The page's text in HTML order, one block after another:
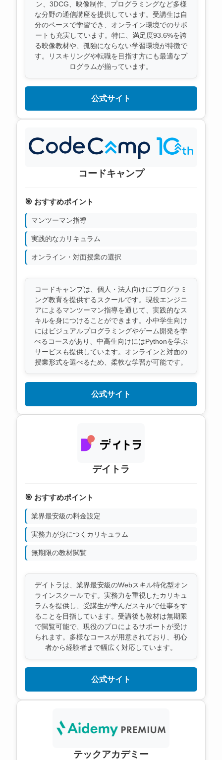
ン、3DCG、映像制作、プログラミングなど多様
な分野の通信講座を提供しています。受講生は自
分のペースで学習でき、オンライン環境でのサポ
ートも充実しています。特に、満足度93.6%を誇
る映像教材や、孤独にならない学習環境が特徴で
す。リスキリングや転職を目指す方にも最適なプ
ログラムが揃っています。
公式サイト
コードキャンプ
🎯 おすすめポイント
マンツーマン指導
実践的なカリキュラム
オンライン・対面授業の選択
コードキャンプは、個人・法人向けにプログラミ
ング教育を提供するスクールです。現役エンジニ
アによるマンツーマン指導を通じて、実践的なス
キルを身につけることができます。小中学生向け
にはビジュアルプログラミングやゲーム開発を学
べるコースがあり、中高生向けにはPythonを学ぶ
サービスも提供しています。オンラインと対面の
授業形式を選べるため、柔軟な学習が可能です。
公式サイト
デイトラ
🎯 おすすめポイント
業界最安級の料金設定
実務力が身につくカリキュラム
無期限の教材閲覧
デイトラは、業界最安級のWebスキル特化型オン
ラインスクールです。実務力を重視したカリキュ
ラムを提供し、受講生が学んだスキルで仕事をす
ることを目指しています。受講後も教材は無期限
で閲覧可能で、現役のプロによるサポートが受け
られます。多様なコースが用意されており、初心
者から経験者まで幅広く対応しています。
公式サイト
テックアカデミー